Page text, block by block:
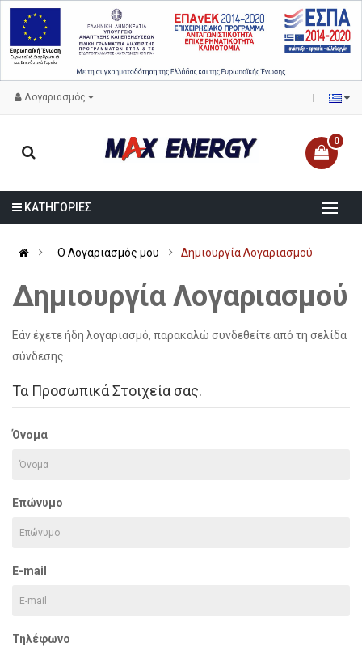
Λογαριασμός
0
ΚΑΤΗΓΟΡΙΕΣ
O Λογαριασμός μου Δημιουργία Λογαριασμού
Δημιουργία Λογαριασμού
Εάν έχετε ήδη λογαριασμό, παρακαλώ συνδεθείτε από τη σελίδα
σύνδεσης
Τα Προσωπικά Στοιχεία σας.
Όνομα
Επώνυμο
E-mail
Τηλέφωνο